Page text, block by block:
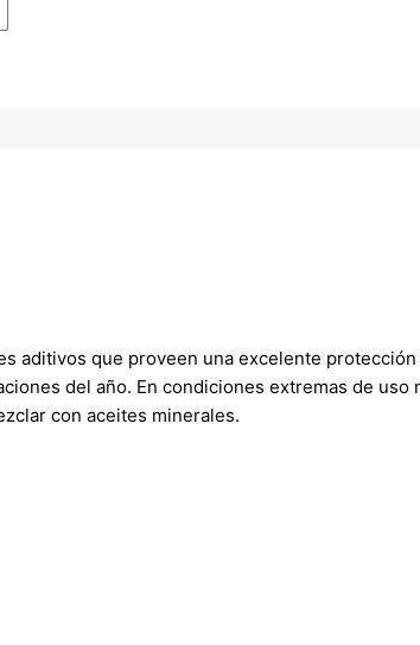
aditivos que proveen una excelente
del año. En condiciones extremas de uso
con aceites minerales.